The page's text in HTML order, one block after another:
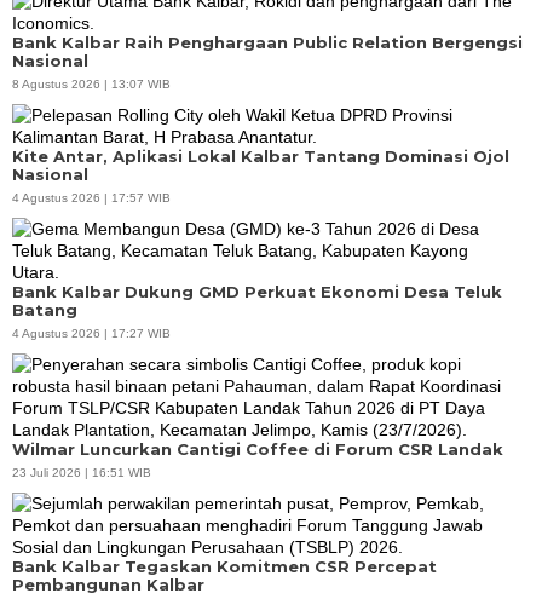
Bank Kalbar Raih Penghargaan Public Relation Bergengsi
Nasional
8 Agustus 2026 | 13:07 WIB
Kite Antar, Aplikasi Lokal Kalbar Tantang Dominasi Ojol
Nasional
4 Agustus 2026 | 17:57 WIB
Bank Kalbar Dukung GMD Perkuat Ekonomi Desa Teluk
Batang
4 Agustus 2026 | 17:27 WIB
Wilmar Luncurkan Cantigi Coffee di Forum CSR Landak
23 Juli 2026 | 16:51 WIB
Bank Kalbar Tegaskan Komitmen CSR Percepat
Pembangunan Kalbar